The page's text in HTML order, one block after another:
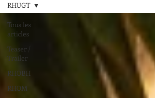
Tous les
articles
Teaser /
Trailer
RHOBH
RHOM
RHUGT